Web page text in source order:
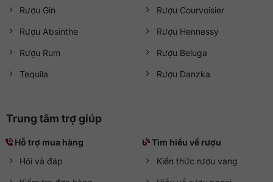
Rượu Gin
Rượu Absinthe
Rượu Rum
Tequila
Rượu Courvoisier
Rượu Hennessy
Rượu Beluga
Rượu Danzka
Trung tâm trợ giúp
Hỗ trợ mua hàng
Hỏi và đáp
Tìm hiểu về rượu
Kiến thức rượu vang